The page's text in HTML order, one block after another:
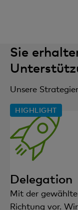
Sie
Unsere
HIGHLIGHT
Delegation
Mit der
Richtung vor.